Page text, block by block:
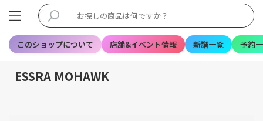
このショップについて 店舗&イベント情報 新譜一覧 予約
ESSRA MOHAWK